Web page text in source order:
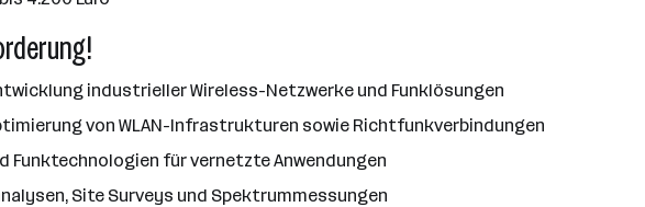
industrieller Wireless-Netzwerke und Funklösungen
von WLAN-Infrastrukturen sowie Richtfunkverbindungen
Funktechnologien für vernetzte Anwendungen
Site Surveys und Spektrummessungen